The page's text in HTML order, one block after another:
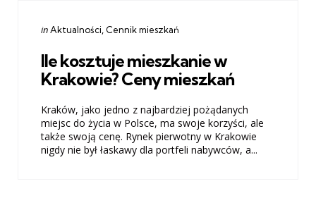
Categories
Posted
inAktualności Cennik mieszkań
Ile kosztuje mieszkanie w
Krakowie? Ceny mieszkań
Kraków, jako jedno z najbardziej pożądanych
miejsc do życia w Polsce, ma swoje korzyści, ale
także swoją cenę. Rynek pierwotny w Krakowie
nigdy nie był łaskawy dla portfeli nabywców, a...